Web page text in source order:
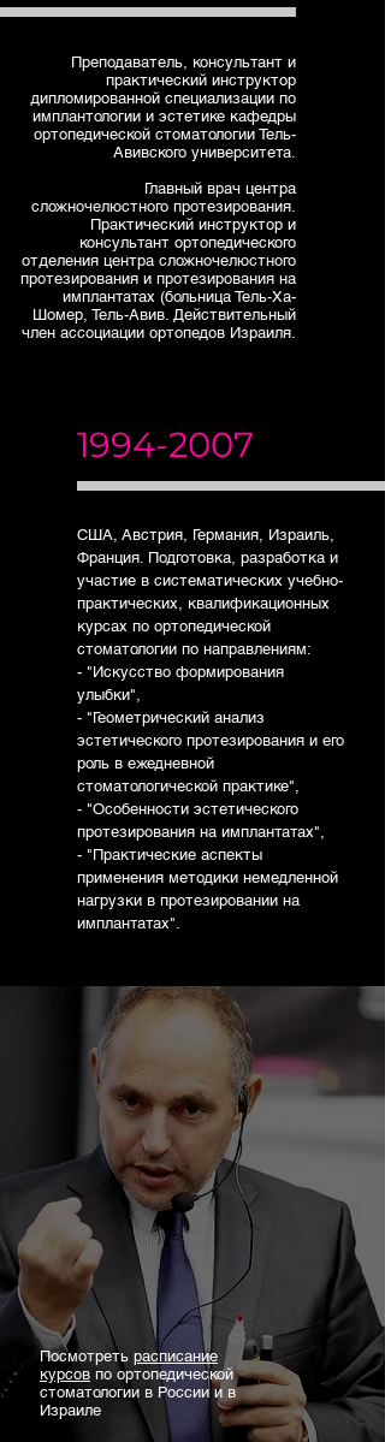
Преподаватель, консультант и
практический инструктор
дипломированной специализации по
имплантологии и эстетике кафедры
ортопедической стоматологии Тель-
Авивского университета.
Главный врач центра
сложночелюстного протезирования.
Практический инструктор и
консультант ортопедического
отделения центра сложночелюстного
протезирования и протезирования на
имплантатах (больница Тель-Ха-
Шомер, Тель-Авив. Действительный
член ассоциации ортопедов Израиля.
1994-2007
США, Австрия, Германия, Израиль,
Франция. Подготовка, разработка и
участие в систематических учебно-
практических, квалификационных
курсах по ортопедической
стоматологии по направлениям:
- "Искусство формирования
улыбки",
- "Геометрический анализ
эстетического протезирования и его
роль в ежедневной
стоматологической практике",
- "Особенности эстетического
протезирования на имплантатах",
- "Практические аспекты
применения методики немедленной
нагрузки в протезировании на
имплантатах".
Посмотреть расписание
курсов по ортопедической
стоматологии в России и в
Израиле